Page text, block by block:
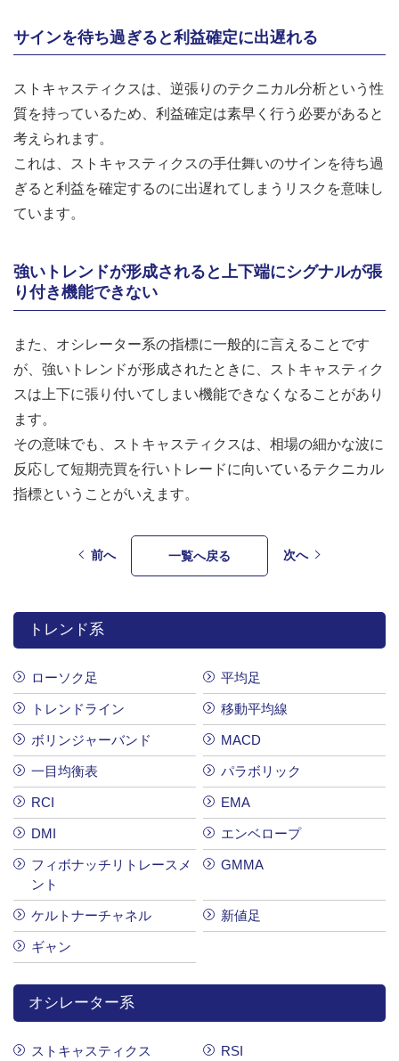
サインを待ち過ぎると利益確定に出遅れる
ストキャスティクスは、逆張りのテクニカル分析という性
質を持っているため、利益確定は素早く行う必要があると
考えられます。
これは、ストキャスティクスの手仕舞いのサインを待ち過
ぎると利益を確定するのに出遅れてしまうリスクを意味し
ています。
強いトレンドが形成されると上下端にシグナルが張
り付き機能できない
また、オシレーター系の指標に一般的に言えることです
が、強いトレンドが形成されたときに、ストキャスティク
スは上下に張り付いてしまい機能できなくなることがあり
ます。
その意味でも、ストキャスティクスは、相場の細かな波に
反応して短期売買を行いトレードに向いているテクニカル
指標ということがいえます。
前へ 一覧へ戻る 次へ
トレンド系
ローソク足 平均足
トレンドライン 移動平均線
ボリンジャーバンド MACD
一目均衡表 パラボリック
RCI EMA
DMI エンベロープ
フィボナッチリトレースメ
ント
GMMA
ケルトナーチャネル 新値足
ギャン
オシレーター系
ストキャスティクス RSI